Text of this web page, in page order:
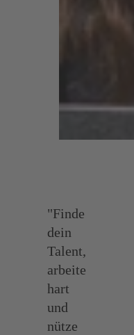
"Finde
dein
Talent,
arbeite
hart
und
nütze